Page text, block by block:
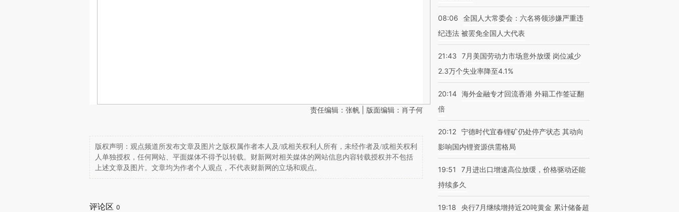
责任编辑：张帆 | 版面编辑：肖子何
版权声明：观点频道所发布文章及图片之版权属作者本人及/或相关权利人所有，未经作者及/或相关权利
人单独授权，任何网站、平面媒体不得予以转载。财新网对相关媒体的网站信息内容转载授权并不包括
上述文章及图片。文章均为作者个人观点，不代表财新网的立场和观点。
评论区 0
08:06
全国人大常委会：六名将领涉嫌严重违
纪违法 被罢免全国人大代表
21:43
7月美国劳动力市场意外放缓 岗位减少
2.3万个失业率降至4.1%
20:14 海外金融专才回流香港 外籍工作签证翻
倍
20:12 宁德时代宜春锂矿仍处停产状态 其动向
影响国内锂资源供需格局
19:51
7月进出口增速高位放缓，价格驱动还能
持续多久
19:18
央行7月继续增持近20吨黄金 累计储备超